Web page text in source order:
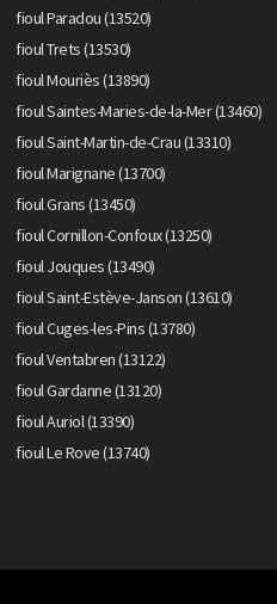
fioul Paradou (13520)
fioul Trets (13530)
fioul Mouriès (13890)
fioul Saintes-Maries-de-la-Mer (13460)
fioul Saint-Martin-de-Crau (13310)
fioul Marignane (13700)
fioul Grans (13450)
fioul Cornillon-Confoux (13250)
fioul Jouques (13490)
fioul Saint-Estève-Janson (13610)
fioul Cuges-les-Pins (13780)
fioul Ventabren (13122)
fioul Gardanne (13120)
fioul Auriol (13390)
fioul Le Rove (13740)